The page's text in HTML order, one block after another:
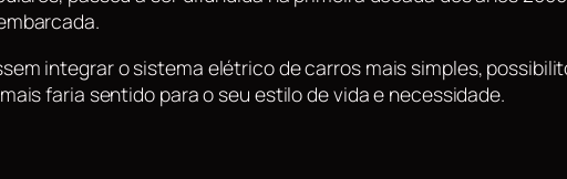
integrar o sistema elétrico de carros mais simples,
faria sentido para o seu estilo de vida e necessidade.